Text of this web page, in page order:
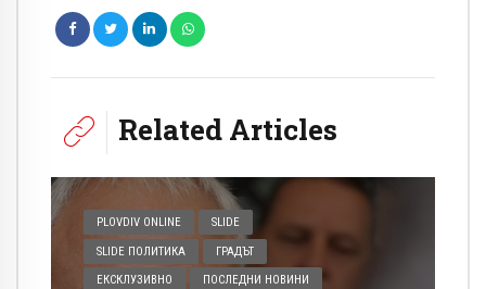
Related Articles
PLOVDIV ONLINE SLIDE
SLIDE ПОЛИТИКА ГРАДЪТ
ЕКСКЛУЗИВНО ПОСЛЕДНИ НОВИНИ